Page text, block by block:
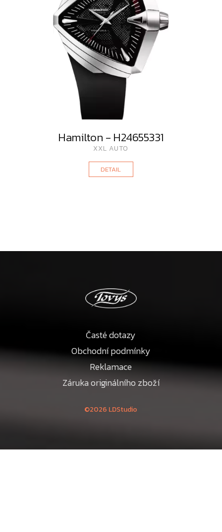
Hamilton - H24655331
XXL AUTO
DETAIL
Časté dotazy
Obchodní podmínky
Reklamace
Záruka originálního zboží
©2026 LDStudio